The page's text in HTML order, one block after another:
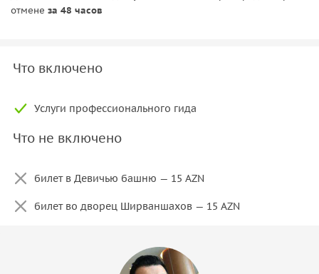
отмене за 48 часов
Что включено
Услуги профессионального гида
Что не включено
билет в Девичью башню — 15 AZN
билет во дворец Ширваншахов — 15 AZN